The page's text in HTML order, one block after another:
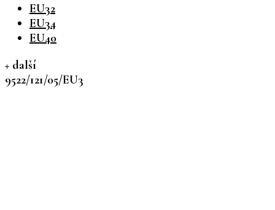
EU32
EU34
EU40
+ další
9522/121/05/EU3